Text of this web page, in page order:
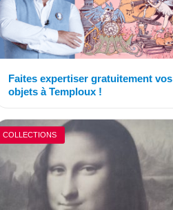
Faites expertiser gratuitement vos
objets à Temploux !
COLLECTIONS